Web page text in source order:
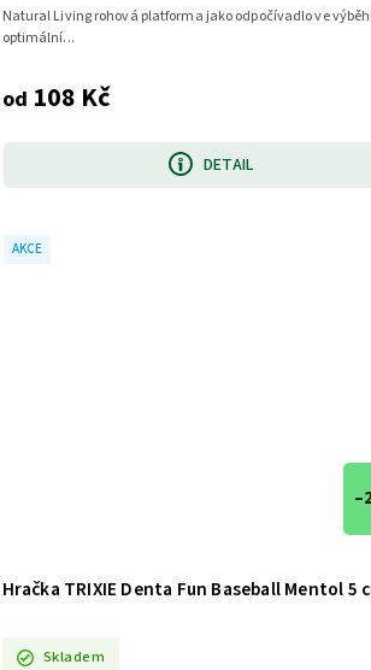
od 108 Kč
DETAIL
Natural Living rohová platforma jako odpočívadlo ve
optimální...
AKCE
Hračka TRIXIE Denta Fun Baseball Mentol 5
Skladem